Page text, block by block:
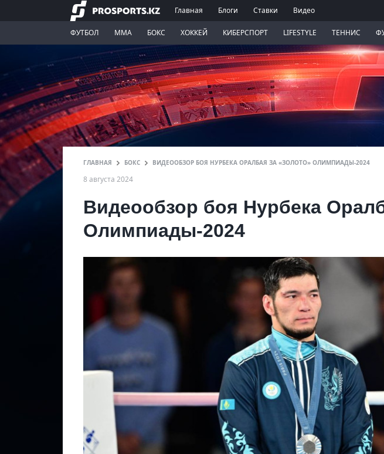
Главная Блоги Ставки Видео
ФУТБОЛ ММА БОКС ХОККЕЙ КИБЕРСПОРТ LIFESTYLE ТЕННИС
ГЛАВНАЯ БОКС ВИДЕООБЗОР БОЯ НУРБЕКА ОРАЛБАЯ ЗА «ЗОЛОТО» ОЛИМПИАДЫ-2024
8 августа 2024
Видеообзор боя Нурбека
Олимпиады-2024